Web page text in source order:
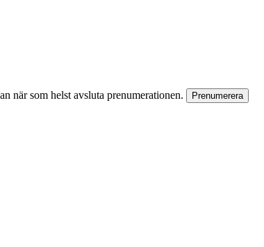
när som helst avsluta prenumerationen.